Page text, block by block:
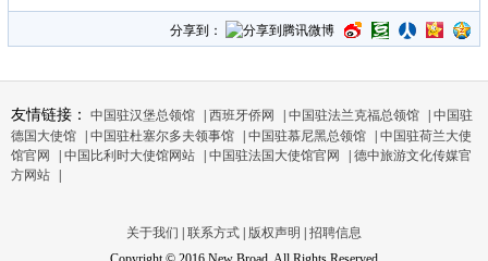
分享到：
友情链接： 中国驻汉堡总领馆 | 西班牙侨网 | 中国驻法兰克福总领馆 | 中国驻
德国大使馆 | 中国驻杜塞尔多夫领事馆 | 中国驻慕尼黑总领馆 | 中国驻荷兰大使
馆官网
| 中国比利时大使馆网站 | 中国驻法国大使馆官网 | 德中旅游文化传媒官
方网站 |
关于我们 | 联系方式 | 版权声明 | 招聘信息